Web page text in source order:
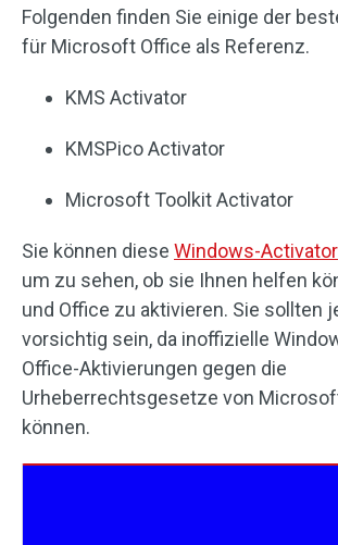
Folgenden finden Sie einige der
für Microsoft Office als Referenz.
KMS Activator
KMSPico Activator
Microsoft Toolkit Activator
Sie können diese Windows-Activator
um zu sehen, ob sie Ihnen helfen
und Office zu aktivieren. Sie sollten
vorsichtig sein, da inoffizielle
Office-Aktivierungen gegen die
Urheberrechtsgesetze von
können.